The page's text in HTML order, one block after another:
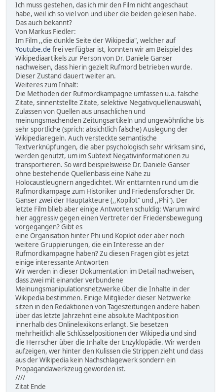
Ich muss gestehen, das ich mir den Film nicht angeschaut
habe, weil ich so viel von und über die beiden gelesen habe.
Das auch bekannt?
Von Markus Fiedler:
Im Film ,,die dunkle Seite der Wikipedia", welcher auf
Youtube.de frei verfügbar ist, konnten wir am Beispiel des
Wikipediaartikels zur Person von Dr. Daniele Ganser
nachweisen, dass hierin gezielt Rufmord betrieben wurde.
Dieser Zustand dauert weiter an.
Weiteres zum Inhalt:
Die Methoden der Rufmordkampagne umfassen u.a. falsche
Zitate, sinnentstellte Zitate, selektive Negativquellenauswahl,
Zulassen von Quellen aus unsachlichen und
meinungsmachenden Zeitungsartikeln und ungewöhnliche bis
sehr sportliche (sprich: absichtlich falsche) Auslegung der
Wikipediaregeln. Auch versteckte semantische
Textverknüpfungen, die aber psychologisch sehr wirksam sind,
werden genutzt, um im Subtext Negativinformationen zu
transportieren. So wird beispielsweise Dr. Daniele Ganser
ohne bestehende Quellenbasis eine Nähe zu
Holocaustleugnern angedichtet. Wir enttarnten rund um die
Rufmordkampage zum Historiker und Friedensforscher Dr.
Ganser zwei der Hauptakteure (,,Kopilot" und ,,Phi"). Der
letzte Film blieb aber einige Antworten schuldig: Warum wird
hier aggressiv gegen einen Vertreter der Friedensbewegung
vorgegangen? Gibt es
eine Organisation hinter Phi und Kopilot oder aber noch
weitere Gruppierungen, die ein Interesse an der
Rufmordkampagne haben? Zu diesen Fragen gibt es jetzt
einige interessante Antworten
Wir werden in dieser Dokumentation im Detail nachweisen,
dass zwei mit einander verbundene
Meinungsmanipulationsnetzwerke über die Inhalte in der
Wikipedia bestimmen. Einige Mitglieder dieser Netzwerke
sitzen in den Redaktionen von Tageszeitungen andere haben
über das letzte Jahrzehnt eine absolute Machtposition
innerhalb des Onlinelexikons erlangt. Sie besetzen
mehrheitlich alle Schlüsselpositionen der Wikipedia und sind
die Herrscher über die Inhalte der Enzyklopädie. Wir werden
aufzeigen, wer hinter den Kulissen die Strippen zieht und dass
aus der Wikipedia kein Nachschlagewerk sondern ein
Propagandawerkzeug geworden ist.
////
Zitat Ende